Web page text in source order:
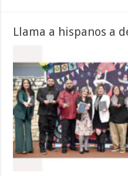
Llama a hispanos a